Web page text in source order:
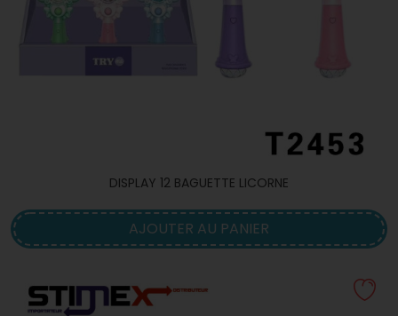
DISPLAY 12 BAGUETTE LICORNE
AJOUTER AU PANIER